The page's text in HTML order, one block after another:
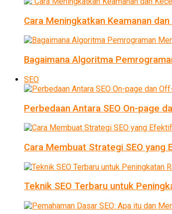
Cara Meningkatkan Keamanan
Bagaimana Algoritma
SEO
Perbedaan Antara SEO On-page
Cara Membuat Strategi SEO
Teknik SEO Terbaru untuk